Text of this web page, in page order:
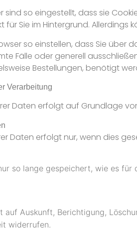
sind so eingestellt, dass sie
für Sie im Hintergrund.
so einstellen, dass Sie
Fälle oder generell
Bestellungen, benötigt
Verarbeitung
Daten erfolgt auf Grundlage
Daten erfolgt nur, wenn dies
so lange gespeichert, wie es
auf Auskunft, Berichtigung,
widerrufen.